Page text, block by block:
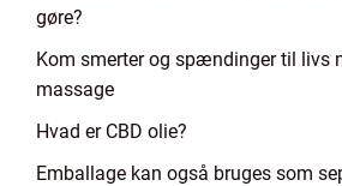
gøre?
Kom smerter og spændinger til livs
massage
Hvad er CBD olie?
Emballage kan også bruges som